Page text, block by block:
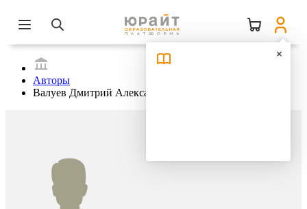
Авторы
Валуев Дмитрий Александрович